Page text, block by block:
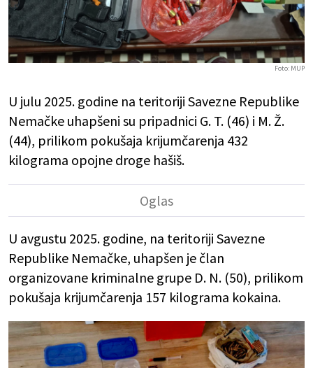
Foto: MUP
U julu 2025. godine na teritoriji Savezne Republike
Nemačke uhapšeni su pripadnici G. T. (46) i M. Ž.
(44), prilikom pokušaja krijumčarenja 432
kilograma opojne droge hašiš.
U avgustu 2025. godine, na teritoriji Savezne
Republike Nemačke, uhapšen je član
organizovane kriminalne grupe D. N. (50), prilikom
pokušaja krijumčarenja 157 kilograma kokaina.